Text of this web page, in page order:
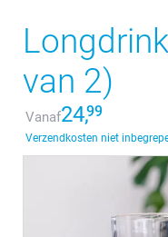
van 2)
Vanaf24,99
Verzendkosten niet